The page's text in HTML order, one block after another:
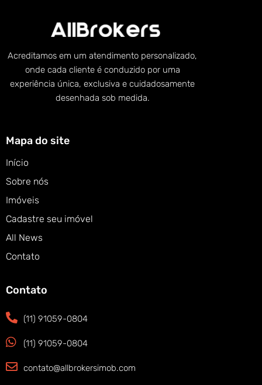
Acreditamos em um atendimento personalizado,
onde cada cliente é conduzido por uma
experiência única, exclusiva e cuidadosamente
desenhada sob medida.
Mapa do site
Início
Sobre nós
Imóveis
Cadastre seu imóvel
All News
Contato
Contato
(11) 91059-0804
(11) 91059-0804
contato@allbrokersimob.com